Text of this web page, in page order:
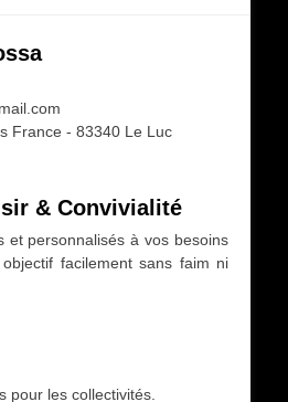
France - 83340 Le Luc
& Convivialité
et personnalisés à vos besoins
facilement sans faim ni
pour les collectivités.